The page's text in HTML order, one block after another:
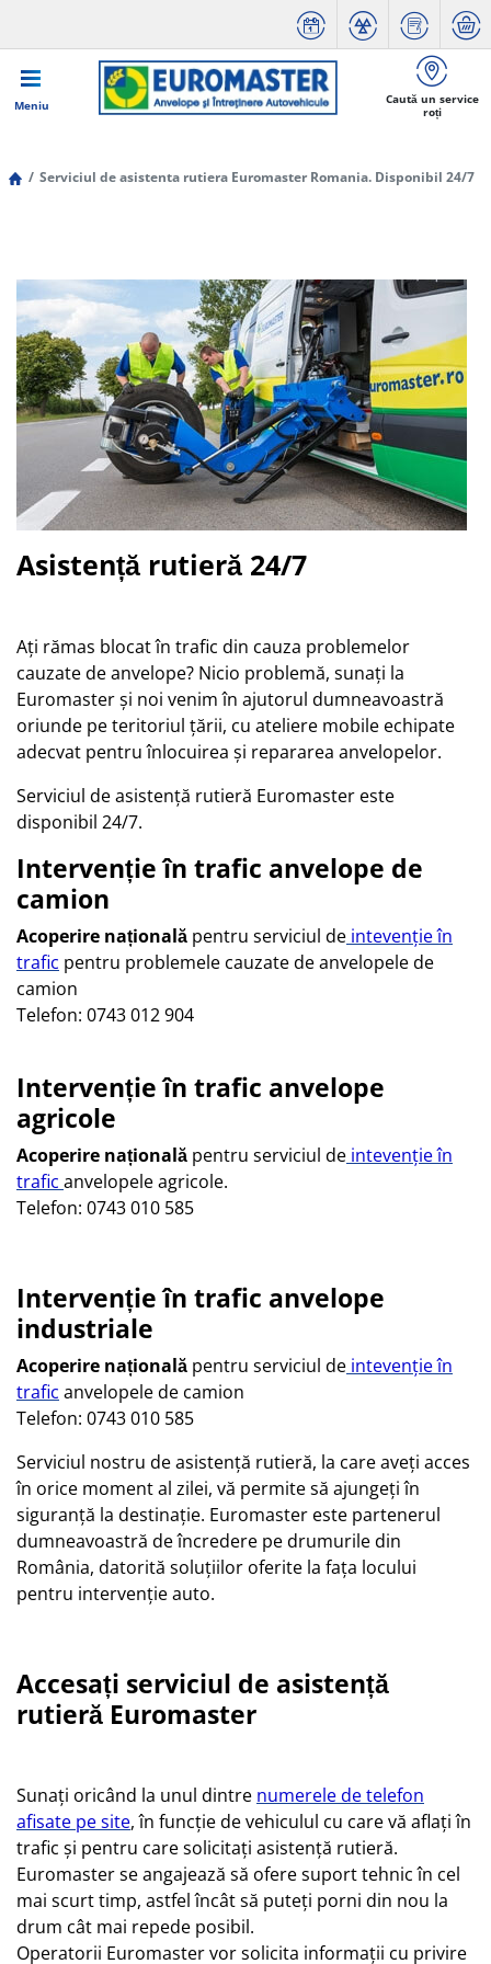
Meniu
Caută un service
roți
Serviciul de asistenta rutiera Euromaster Romania. Disponibil 24/7
Asistență rutieră 24/7
Ați rămas blocat în trafic din cauza problemelor
cauzate de anvelope? Nicio problemă, sunați la
Euromaster şi noi venim în ajutorul dumneavoastră
oriunde pe teritoriul țării, cu ateliere mobile echipate
adecvat pentru înlocuirea și repararea anvelopelor.
Serviciul de asistență rutieră Euromaster este
disponibil 24/7.
Intervenție în trafic anvelope de
camion
Acoperire națională pentru serviciul de intevenție în
trafic pentru problemele cauzate de anvelopele de
camion
Telefon: 0743 012 904
Intervenție în trafic anvelope
agricole
Acoperire națională pentru serviciul de intevenție în
trafic anvelopele agricole.
Telefon: 0743 010 585
Intervenție în trafic anvelope
industriale
Acoperire națională pentru serviciul de intevenție în
trafic anvelopele de camion
Telefon: 0743 010 585
Serviciul nostru de asistență rutieră, la care aveți acces
în orice moment al zilei, vă permite să ajungeți în
siguranță la destinație. Euromaster este partenerul
dumneavoastră de încredere pe drumurile din
România, datorită soluțiilor oferite la fața locului
pentru intervenție auto.
Accesați serviciul de asistență
rutieră Euromaster
Sunați oricând la unul dintre numerele de telefon
afisate pe site, în funcție de vehiculul cu care vă aflați în
trafic și pentru care solicitați asistență rutieră.
Euromaster se angajează să ofere suport tehnic în cel
mai scurt timp, astfel încât să puteți porni din nou la
drum cât mai repede posibil.
Operatorii Euromaster vor solicita informații cu privire